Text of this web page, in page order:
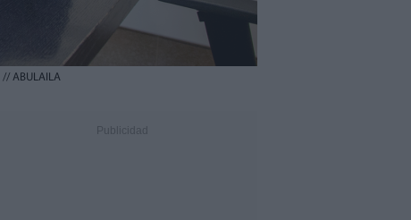
// ABULAILA